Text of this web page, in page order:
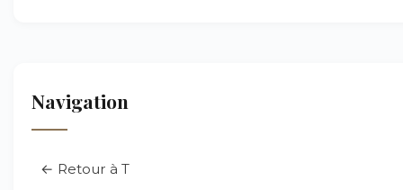
Navigation
← Retour à T